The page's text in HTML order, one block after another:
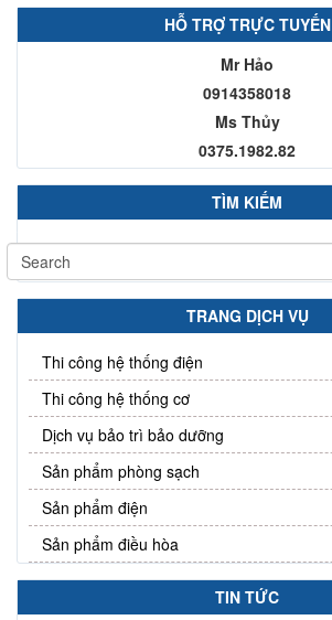
HỖ TRỢ TRỰC TUYẾN
Mr Hảo
0914358018
Ms Thủy
0375.1982.82
TÌM KIẾM
TRANG DỊCH VỤ
Thi công hệ thống điện
Thi công hệ thống cơ
Dịch vụ bảo trì bảo dưỡng
Sản phẩm phòng sạch
Sản phẩm điện
Sản phẩm điều hòa
TIN TỨC